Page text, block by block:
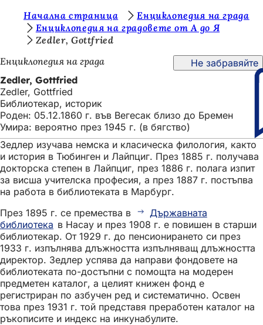
Преминаване към съдържанието
е
с
т
е
т
у
к
:
Начална страница
Енциклопедия на града
Енциклопедия на градовете от А до Я
Zedler, Gottfried
Енциклопедия на града
Не забравяйте
Zedler, Gottfried
Zedler, Gottfried
Библиотекар, историк
Роден: 05.12.1860 г. във Вегесак близо до Бремен
Умира: вероятно през 1945 г. (в бягство)
Зедлер изучава немска и класическа филология, както
и история в Тюбинген и Лайпциг. През 1885 г. получава
докторска степен в Лайпциг, през 1886 г. полага изпит
за висша учителска професия, а през 1887 г. постъпва
на работа в библиотеката в Марбург.
През 1895 г. се премества в
Държавната
библиотека в Насау и през 1908 г. е повишен в старши
библиотекар. От 1929 г. до пенсионирането си през
1933 г. изпълнява длъжността изпълняващ длъжността
директор. Зедлер успява да направи фондовете на
библиотеката по-достъпни с помощта на модерен
предметен каталог, а целият книжен фонд е
регистриран по азбучен ред и систематично. Освен
това през 1931 г. той представя преработен каталог на
ръкописите и индекс на инкунабулите.